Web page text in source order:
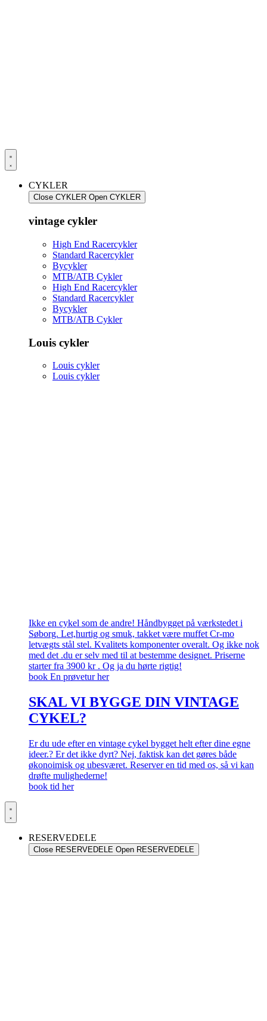
CYKLER
Close CYKLER Open CYKLER
vintage cykler
High End Racercykler
Standard Racercykler
Bycykler
MTB/ATB Cykler
High End Racercykler
Standard Racercykler
Bycykler
MTB/ATB Cykler
Louis cykler
Louis cykler
Louis cykler
Ikke en cykel som de andre! Håndbygget på værkstedet i
Søborg. Let,hurtig og smuk, takket være muffet Cr-mo
letvægts stål stel. Kvalitets komponenter overalt. Og ikke nok
med det .du er selv med til at bestemme designet. Priserne
starter fra 3900 kr . Og ja du hørte rigtig!
book En prøvetur her
SKAL VI BYGGE DIN VINTAGE
CYKEL?
Er du ude efter en vintage cykel bygget helt efter dine egne
ideer.? Er det ikke dyrt? Nej, faktisk kan det gøres både
økonoimisk og ubesværet. Reserver en tid med os, så vi kan
drøfte mulighederne!
book tid her
RESERVEDELE
Close RESERVEDELE Open RESERVEDELE